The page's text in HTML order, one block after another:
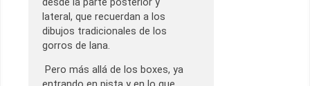
lateral, que recuerdan a los
dibujos tradicionales de los
gorros de lana.
Pero más allá de los boxes, ya